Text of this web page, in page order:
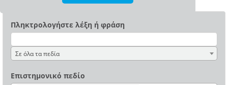
Πληκτρολογήστε λέξη ή φράση
Σε όλα τα πεδία
Επιστημονικό πεδίο